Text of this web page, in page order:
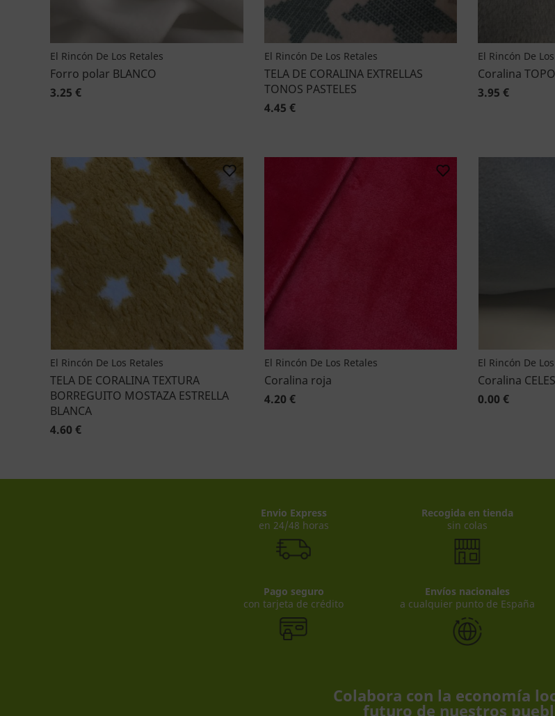
El Rincón De Los Retales
Forro polar BLANCO
3.25 €
El Rincón De Los Retales
TELA DE CORALINA EXTRELLAS
TONOS PASTELES
4.45 €
El Rincón De
Coralina TOPO
3.95 €
El Rincón De Los Retales
TELA DE CORALINA TEXTURA
BORREGUITO MOSTAZA ESTRELLA
BLANCA
4.60 €
El Rincón De Los Retales
Coralina roja
4.20 €
El Rincón De
Coralina
0.00 €
Envio Express
en 24/48 horas
Recogida en tienda
sin colas
Pago seguro
con tarjeta de crédito
Envíos nacionales
a cualquier punto de España
Colabora con la economía
futuro de nuestros